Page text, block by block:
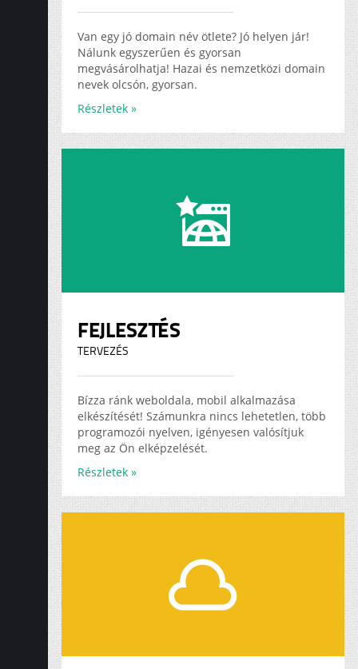
Van egy jó domain név ötlete? Jó helyen jár!
Nálunk egyszerűen és gyorsan
megvásárolhatja! Hazai és nemzetközi domain
nevek olcsón, gyorsan.
Részletek »
FEJLESZTÉS
TERVEZÉS
Bízza ránk weboldala, mobil alkalmazása
elkészítését! Számunkra nincs lehetetlen, több
programozói nyelven, igényesen valósítjuk
meg az Ön elképzelését.
Részletek »